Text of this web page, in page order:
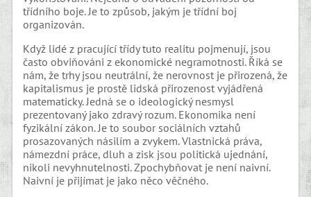
třídního boje. Je to způsob, jakým je třídní boj
organizován.
Když lidé z pracující třídy tuto realitu pojmenují, jsou
často obviňováni z ekonomické negramotnosti. Říká se
nám, že trhy jsou neutrální, že nerovnost je přirozená, že
kapitalismus je prostě lidská přirozenost vyjádřená
matematicky. Jedná se o ideologický nesmysl
prezentovaný jako zdravý rozum. Ekonomika není
fyzikální zákon. Je to soubor sociálních vztahů
prosazovaných násilím a zvykem. Vlastnická práva,
námezdní práce, dluh a zisk jsou politická ujednání,
nikoli nevyhnutelnosti. Zpochybňovat je není naivní.
Naivní je přijímat je jako něco věčného.